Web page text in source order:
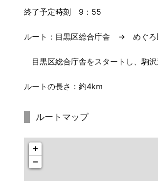
終了予定時刻 9：55
ルート：目黒区総合庁舎 → めぐろ
目黒区総合庁舎をスタートし、駒沢
ルートの長さ：約4km
ルートマップ